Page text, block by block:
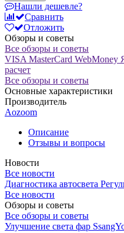
Нашли дешевле?
Сравнить
Отложить
Обзоры и советы
Все обзоры и советы
VISA MasterCard WebMoney
расчет
Все обзоры и советы
Основные характеристики
Производитель
Aozoom
Описание
Отзывы и вопросы
Новости
Все новости
Диагностика автосвета
Все новости
Обзоры и советы
Все обзоры и советы
Улучшение света фар